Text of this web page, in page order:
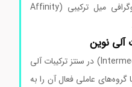
می‌شود. این تکنیک در کروماتوگرافی میل ترکیبی (Affinity
به‌عنوان یک ماده میانجی (Intermediate) در سنتز ترکیبات آلی
عاملی فعال آن را به